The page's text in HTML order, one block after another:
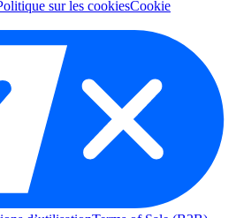
sur les cookiesCookie